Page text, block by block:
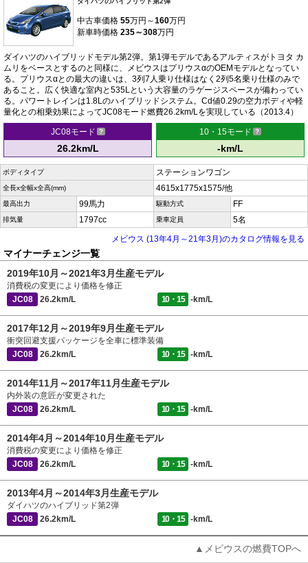
中古車価格 55万円～160万円
新車時価格 235～308万円
ダイハツのハイブリッドモデル第2弾。第1弾モデルであるアルティスがトヨタ カ
ムリをベースとするのと同様に、メビウスはプリウスαのOEMモデルとなってい
る。プリウスαとの最大の違いは、3列7人乗り仕様はなく2列5名乗り仕様のみで
あること。広く快適な室内と535Lという大容量のラゲージスペースが備わってい
る。パワートレインは1.8Lのハイブリッドシステム。Cd値0.29の空力ボディや軽
量化との相乗効果によってJC08モード燃費26.2km/Lを実現している（2013.4）
JC08モード
26.2km/L
10・15モード
-km/L
ボディタイプ ステーションワゴン
全長x全幅x全高(mm) 4615x1775x1575/他
最高出力 99馬力 駆動方式 FF
排気量 1797cc 乗車定員
5名
メビウス (13年4月～21年3月)のカタログ情報を見る
マイナーチェンジ一覧
2019年10月～2021年3月生産モデル
消費税の変更により価格を修正
JC08
26.2km/L 10・15 -km/L
2017年12月～2019年9月生産モデル
衝突回避支援パッケージを全車に標準装備
JC08
26.2km/L 10・15 -km/L
2014年11月～2017年11月生産モデル
内外装の意匠が変更された
JC08
26.2km/L 10・15 -km/L
2014年4月～2014年10月生産モデル
消費税の変更により価格を修正
JC08
26.2km/L 10・15 -km/L
2013年4月～2014年3月生産モデル
ダイハツのハイブリッド第2弾
JC08
26.2km/L 10・15 -km/L
▲メビウスの燃費TOPへ